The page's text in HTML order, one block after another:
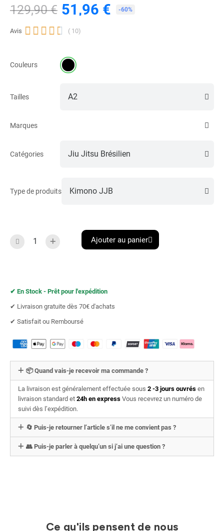
129,90 € 51,96 € -60%
Avis      ( 10)
Couleurs
Tailles
Marques
Catégories
Type de produits
Ajouter au panier
✔︎ En Stock - Prêt pour l'expédition
✔︎ Livraison gratuite dès 70€ d'achats
✔︎ Satisfait ou Remboursé
📦 Quand vais-je recevoir ma commande ?
La livraison est généralement effectuée sous 2 -3 jours ouvrés en
livraison standard et 24h en express Vous recevrez un numéro de
suivi dès l’expédition.
🔄 Puis-je retourner l’article s’il ne me convient pas ?
👥 Puis-je parler à quelqu’un si j’ai une question ?
Ce qu'ils pensent de nous